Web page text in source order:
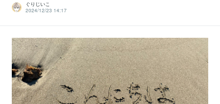
ぐりじいこ
2024/12/23 14:17